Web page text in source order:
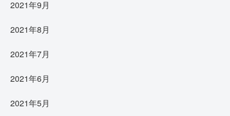
2021年9月
2021年8月
2021年7月
2021年6月
2021年5月